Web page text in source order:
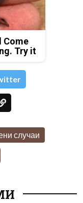
Come
Try it
случаи